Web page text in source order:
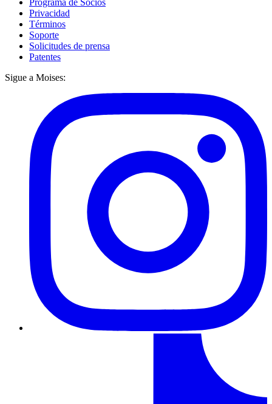
Privacidad
Términos
Soporte
Solicitudes de prensa
Patentes
Sigue a Moises: